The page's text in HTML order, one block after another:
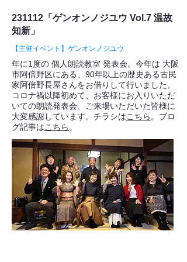
231112「ゲンオンノジユウ Vol.7 温故
知新」
【主催イベント】ゲンオンノジユウ
年に1度の 個人朗読教室 発表会。今年は 大阪
市阿倍野区にある、90年以上の歴史ある古民
家阿倍野長屋さんをお借りして行いました。
コロナ禍以降初めて、お客様にお入りいただ
いての朗読発表会、ご来場いただいた皆様に
大変感謝しています。チラシはこちら 。ブロ
グ記事はこちら 。